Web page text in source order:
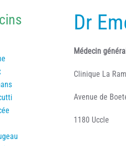
Dr
Médecin
Clinique La
Avenue de
1180 Uccle